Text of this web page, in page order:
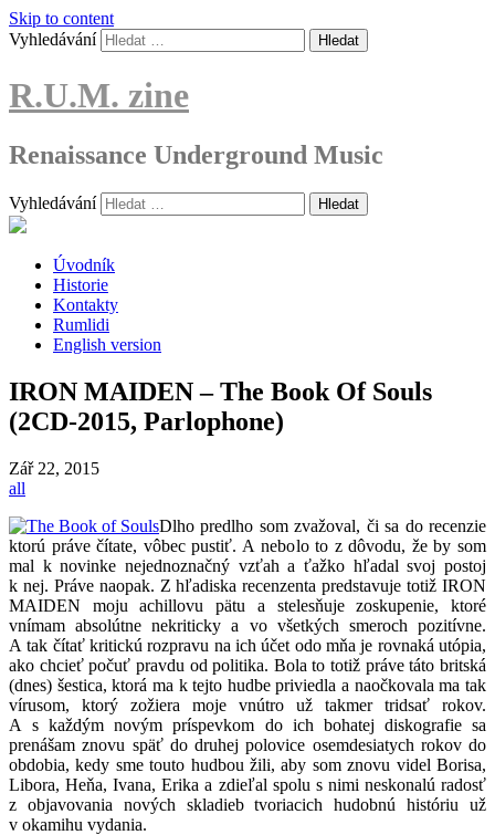
Skip to content
Vyhledávání
R.U.M. zine
Renaissance Underground Music
Vyhledávání
Úvodník
Historie
Kontakty
Rumlidi
English version
IRON MAIDEN – The Book Of Souls
(2CD-2015, Parlophone)
Zář 22, 2015
all
Dlho predlho som zvažoval, či sa do recenzie
ktorú práve čítate, vôbec pustiť. A nebolo to z dôvodu, že by som
mal k novinke nejednoznačný vzťah a ťažko hľadal svoj postoj
k nej. Práve naopak. Z hľadiska recenzenta predstavuje totiž IRON
MAIDEN moju achillovu pätu a stelesňuje zoskupenie, ktoré
vnímam absolútne nekriticky a vo všetkých smeroch pozitívne.
A tak čítať kritickú rozpravu na ich účet odo mňa je rovnaká utópia,
ako chcieť počuť pravdu od politika. Bola to totiž práve táto britská
(dnes) šestica, ktorá ma k tejto hudbe priviedla a naočkovala ma tak
vírusom, ktorý zožiera moje vnútro už takmer tridsať rokov.
A s každým novým príspevkom do ich bohatej diskografie sa
prenášam znovu späť do druhej polovice osemdesiatych rokov do
obdobia, kedy sme touto hudbou žili, aby som znovu videl Borisa,
Libora, Heňa, Ivana, Erika a zdieľal spolu s nimi neskonalú radosť
z objavovania nových skladieb tvoriacich hudobnú históriu už
v okamihu vydania.